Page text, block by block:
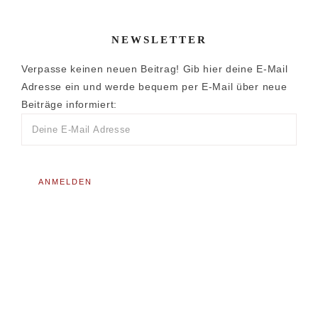
NEWSLETTER
Verpasse keinen neuen Beitrag! Gib hier deine E-Mail
Adresse ein und werde bequem per E-Mail über neue
Beiträge informiert: